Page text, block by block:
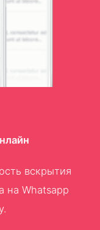
вскрытия
на Whatsapp